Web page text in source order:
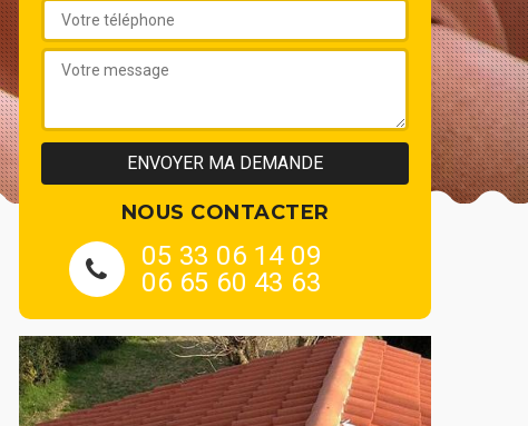
NOUS CONTACTER
05 33 06 14 09
06 65 60 43 63